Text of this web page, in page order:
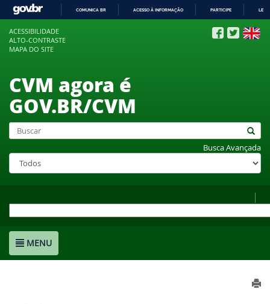
COMUNICA BR ACESSO À INFORMAÇÃO PARTICIPE
ACESSIBILIDADE
ALTO-CONTRASTE
MAPA DO SITE
CVM agora é
GOV.BR/CVM
Busca Avançada
MENU